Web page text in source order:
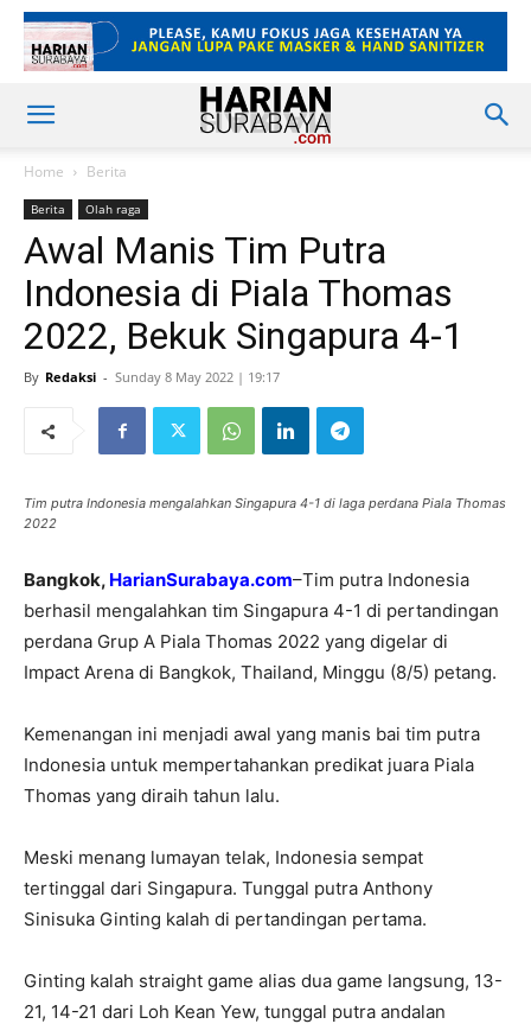
Home Berita
Berita Olah raga
Awal Manis Tim Putra
Indonesia di Piala Thomas
2022, Bekuk Singapura 4-1
By Redaksi - Sunday 8 May 2022 | 19:17
Tim putra Indonesia mengalahkan Singapura 4-1 di laga perdana Piala Thomas
2022
Bangkok, HarianSurabaya.com–Tim putra Indonesia
berhasil mengalahkan tim Singapura 4-1 di pertandingan
perdana Grup A Piala Thomas 2022 yang digelar di
Impact Arena di Bangkok, Thailand, Minggu (8/5) petang.
Kemenangan ini menjadi awal yang manis bai tim putra
Indonesia untuk mempertahankan predikat juara Piala
Thomas yang diraih tahun lalu.
Meski menang lumayan telak, Indonesia sempat
tertinggal dari Singapura. Tunggal putra Anthony
Sinisuka Ginting kalah di pertandingan pertama.
Ginting kalah straight game alias dua game langsung, 13-
21, 14-21 dari Loh Kean Yew, tunggal putra andalan